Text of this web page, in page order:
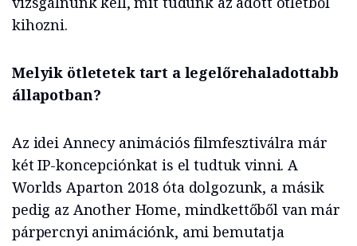
kihozni.
Melyik ötletetek tart a legelőrehaladottabb
állapotban?
Az idei Annecy animációs filmfesztiválra már
két IP-koncepciónkat is el tudtuk vinni. A
Worlds Aparton 2018 óta dolgozunk, a másik
pedig az Another Home, mindkettőből van már
párpercnyi animációnk, ami bemutatja